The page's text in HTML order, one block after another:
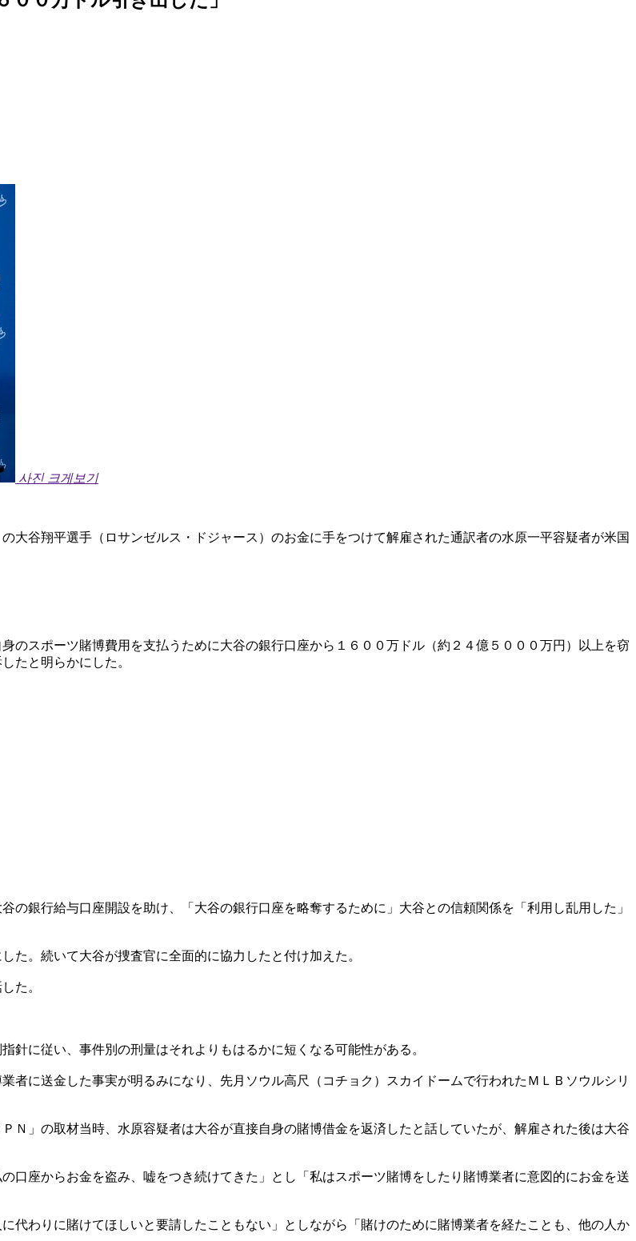
사진 크게보기
大谷翔平選手（ロサンゼルス・ドジャース）のお金に手をつけて解雇された通訳者の水原一平容疑者が米国
のスポーツ賭博費用を支払うために大谷の銀行口座から１６００万ドル（約２４億５０００万円）以上を窃
たと明らかにした。
銀行給与口座開設を助け、「大谷の銀行口座を略奪するために」大谷との信頼関係を「利用し乱用した」
た。続いて大谷が捜査官に全面的に協力したと付け加えた。
た。
に従い、事件別の刑量はそれよりもはるかに短くなる可能性がある。
者に送金した事実が明るみになり、先月ソウル高尺（コチョク）スカイドームで行われたＭＬＢソウルシリ
Ｎ」の取材当時、水原容疑者は大谷が直接自身の賭博借金を返済したと話していたが、解雇された後は大谷
口座からお金を盗み、嘘をつき続けてきた」とし「私はスポーツ賭博をしたり賭博業者に意図的にお金を送
代わりに賭けてほしいと要請したこともない」としながら「賭けのために賭博業者を経たことも、他の人か